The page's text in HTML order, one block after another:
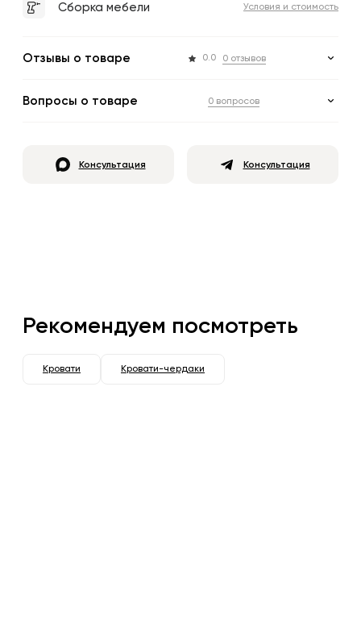
Сборка мебели Условия и стоимость
Отзывы о товаре 0.0 0 отзывов
Вопросы о товаре 0 вопросов
Консультация Консультация
Рекомендуем посмотреть
Кровати Кровати-чердаки